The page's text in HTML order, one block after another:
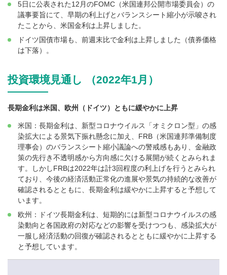
5日に公表された12月のFOMC（米国連邦公開市場委員会）の
議事要旨にて、早期の利上げとバランスシート縮小が示唆され
たことから、米国金利は上昇しました。
ドイツ国債市場も、前週末比で金利は上昇しました（債券価格
は下落）。
投資環境見通し （2022年1月）
長期金利は米国、欧州（ドイツ）ともに緩やかに上昇
米国：長期金利は、新型コロナウイルス「オミクロン型」の感
染拡大による景気下振れ懸念に加え、FRB（米国連邦準備制度
理事会）のバランスシート縮小議論への警戒感もあり、金融政
策の先行き不透明感から方向感に欠ける展開が続くとみられま
す。しかしFRBは2022年は計3回程度の利上げを行うとみられ
ており、今後の経済活動正常化の進展や景気の持続的な改善が
確認されるとともに、長期金利は緩やかに上昇すると予想して
います。
欧州：ドイツ長期金利は、短期的には新型コロナウイルスの感
染動向と各国政府の対応などの影響を受けつつも、感染拡大が
一服し経済活動の回復が確認されるとともに緩やかに上昇する
と予想しています。